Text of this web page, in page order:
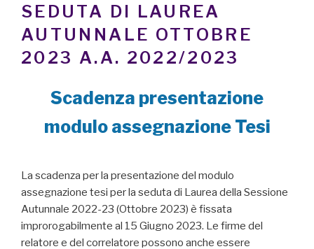
SEDUTA DI LAUREA
AUTUNNALE OTTOBRE
2023 A.A. 2022/2023
Scadenza presentazione
modulo assegnazione Tesi
La scadenza per la presentazione del modulo
assegnazione tesi per la seduta di Laurea della Sessione
Autunnale 2022-23 (Ottobre 2023) è fissata
improrogabilmente al 15 Giugno 2023. Le firme del
relatore e del correlatore possono anche essere